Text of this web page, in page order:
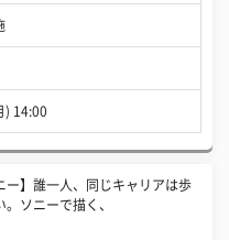
) 14:00
ー】誰一人、同じキャリアは歩
。ソニーで描く、